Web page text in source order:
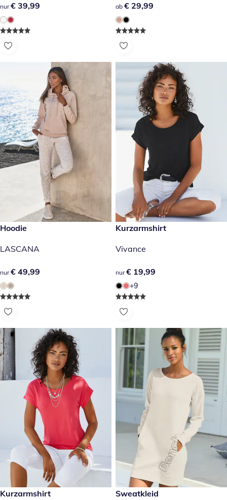
€ 39,99
nur € 39,99 € 29,99
ab € 29,99
€ 49,99
Hoodie
LASCANA
€ 49,99
nur € 49,99
€ 19,99
Kurzarmshirt
Vivance
€ 19,99
nur € 19,99
+9
€ 19,99
Kurzarmshirt € 39,99
Sweatkleid